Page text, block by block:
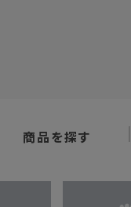
商品を探す